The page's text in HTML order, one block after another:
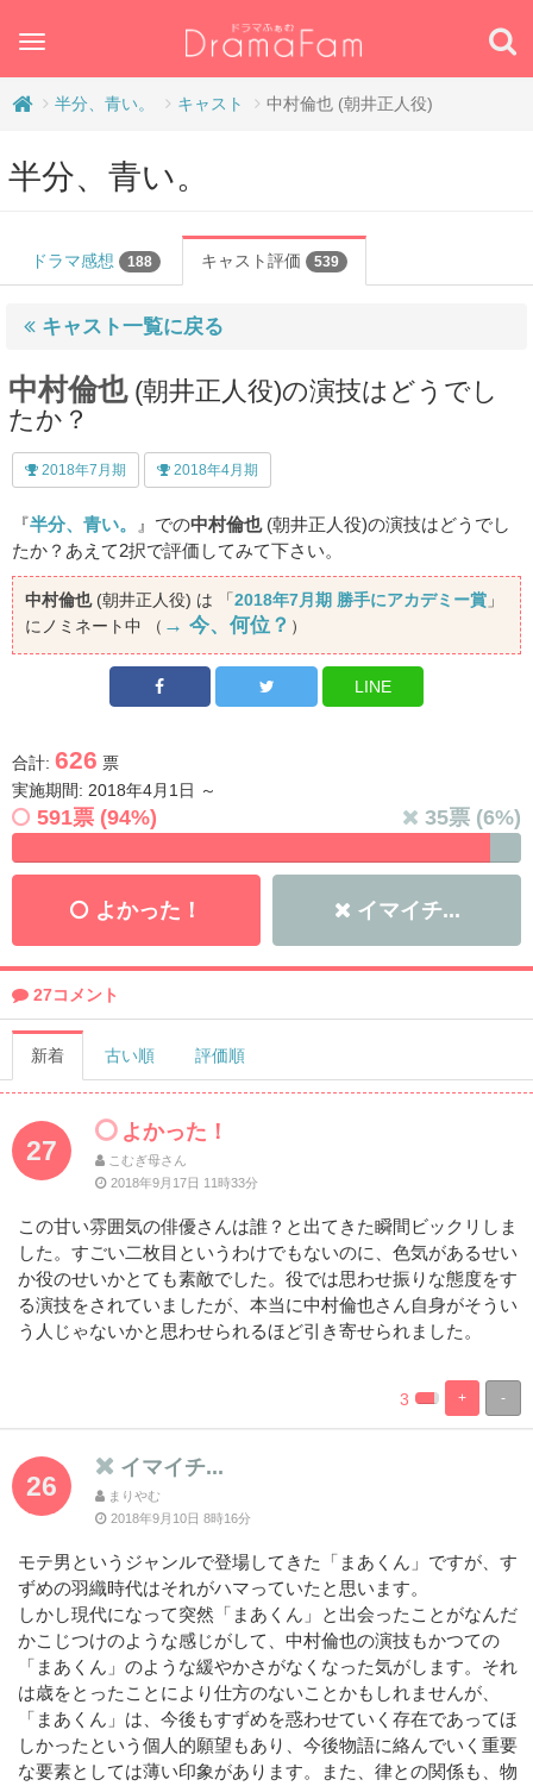
Toggle
半分、青い。
キャスト 中村倫也 (朝井正人役)
半分、青い。
ドラマ感想 188 キャスト評価 539
キャスト一覧に戻る
中村倫也(朝井正人役)の演技はどうでし
たか？
2018年7月期 2018年4月期
『半分、青い。 』での中村倫也(朝井正人役)の演技はどうでし
たか？あえて2択で評価してみて下さい。
中村倫也(朝井正人役) は 「2018年7月期 勝手にアカデミー賞 」
にノミネート中 （ → 今、何位？ ）
LINE
合計: 626 票
実施期間: 2018年4月1日 ～
591票 (94%) 35票 (6%)
よかった！ イマイチ...
27コメント
新着 古い順 評価順
27
よかった！
こむぎ母さん
2018年9月17日 11時33分
この甘い雰囲気の俳優さんは誰？と出てきた瞬間ビックリしま
した。すごい二枚目というわけでもないのに、色気があるせい
か役のせいかとても素敵でした。役では思わせ振りな態度をす
る演技をされていましたが、本当に中村倫也さん自身がそうい
う人じゃないかと思わせられるほど引き寄せられました。
-
+
%
Complete
100%
Complete
3
26
イマイチ...
まりやむ
2018年9月10日 8時16分
モテ男というジャンルで登場してきた「まあくん」ですが、す
ずめの羽織時代はそれがハマっていたと思います。
しかし現代になって突然「まあくん」と出会ったことがなんだ
かこじつけのような感じがして、中村倫也の演技もかつての
「まあくん」のような緩やかさがなくなった気がします。それ
は歳をとったことにより仕方のないことかもしれませんが、
「まあくん」は、今後もすずめを惑わせていく存在であってほ
しかったという個人的願望もあり、今後物語に絡んでいく重要
な要素としては薄い印象があります。また、律との関係も、物